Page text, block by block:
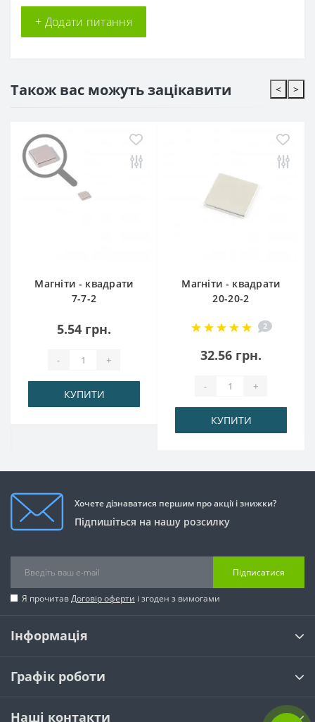
+ Додати питання
Також вас можуть зацікавити <
Магніти - квадрати
7-7-2
5.54 грн.
- +
КУПИТИ
Магніти - квадрати
20-20-2
2
32.56 грн.
- +
КУПИТИ
>
Хочете дізнаватися першим про акції і знижки?
Підпишіться на нашу розсилку
Підписатися
Я прочитавДоговір оферти і згоден з вимогами
Інформація
Графік роботи
Наші контакти